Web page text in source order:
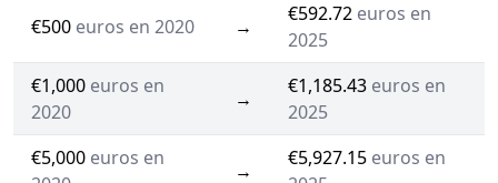
€500 euros en 2020 →
€592.72 euros en
2025
€1,000 euros en
2020
→
€1,185.43 euros en
2025
€5,000 euros en
→
€5,927.15 euros en